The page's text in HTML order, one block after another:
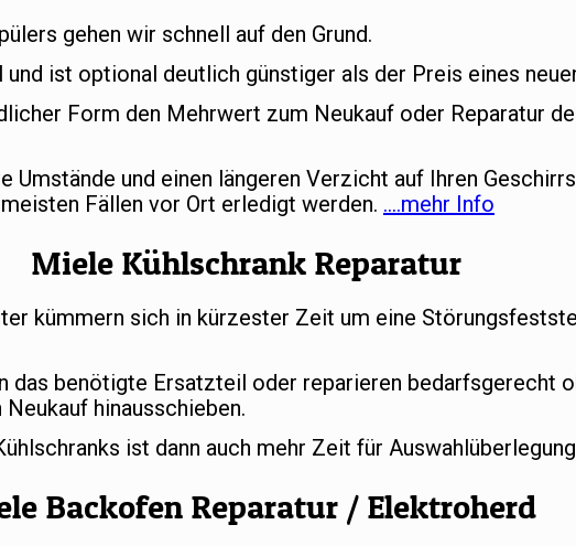
gehen wir schnell auf den Grund.
ist optional deutlich günstiger als der Preis eines
Form den Mehrwert zum Neukauf oder Reparatur
und einen längeren Verzicht auf Ihren
Fällen vor Ort erledigt werden. ….mehr Info
Miele Kühlschrank Reparatur
kümmern sich in kürzester Zeit um eine
benötigte Ersatzteil oder reparieren bedarfsgerecht
hinausschieben.
ist dann auch mehr Zeit für
Backofen Reparatur / Elektroherd